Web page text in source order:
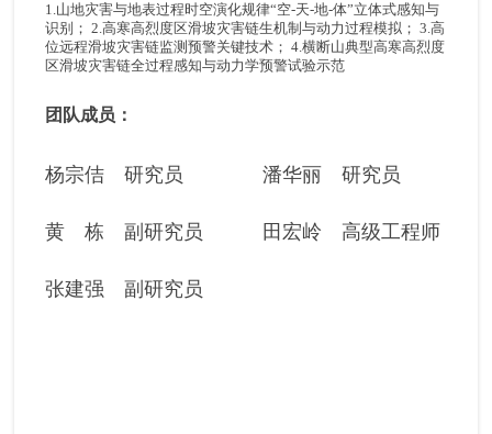
1.山地灾害与地表过程时空演化规律“空-天-地-体”立体式感知与
识别； 2.高寒高烈度区滑坡灾害链生机制与动力过程模拟； 3.高
位远程滑坡灾害链监测预警关键技术； 4.横断山典型高寒高烈度
区滑坡灾害链全过程感知与动力学预警试验示范
团队成员：
杨宗佶 研究员 潘华丽 研究员
黄 栋 副研究员 田宏岭 高级工程师
张建强 副研究员